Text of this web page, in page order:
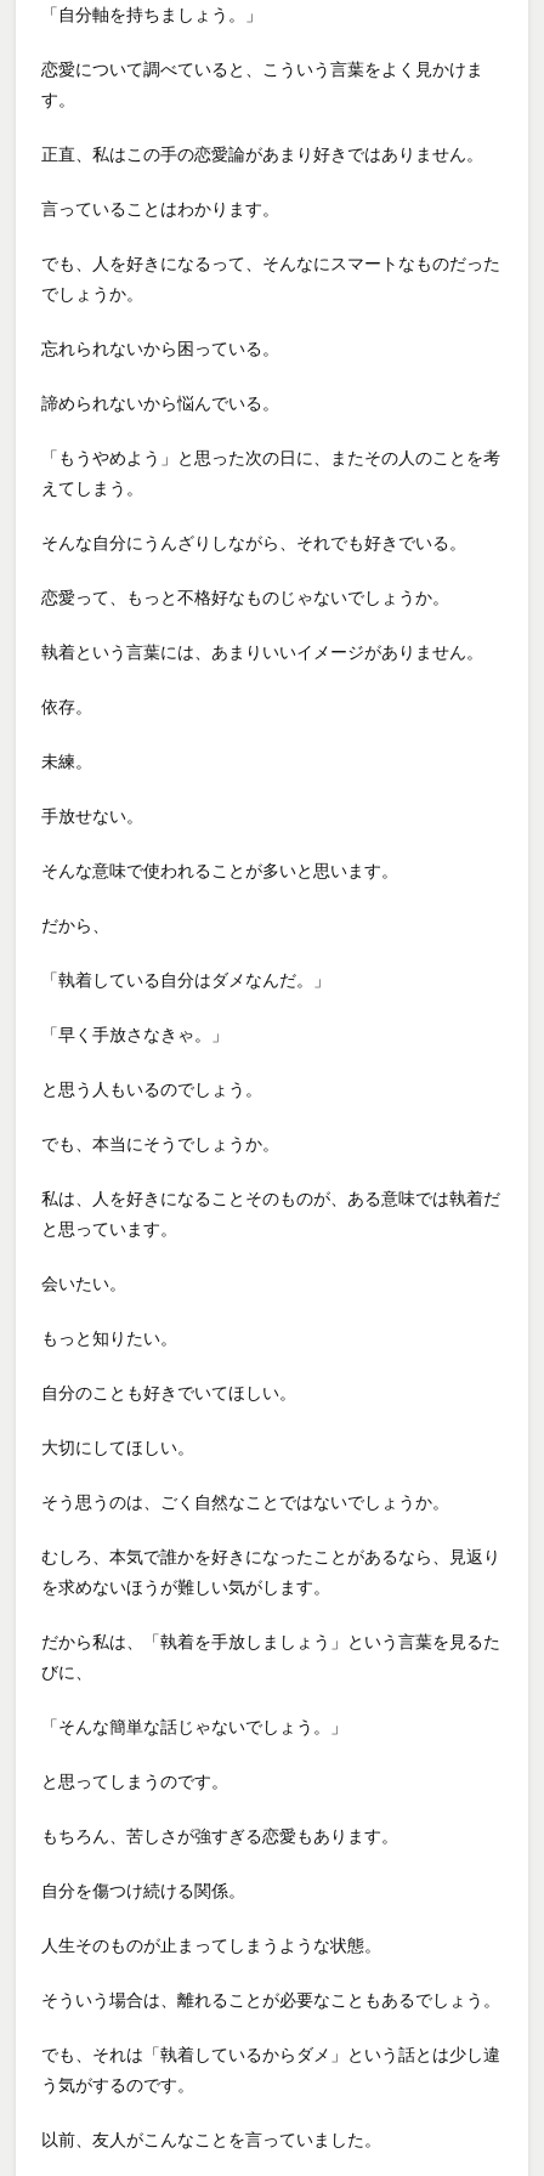
「自分軸を持ちましょう。」
恋愛について調べていると、こういう言葉をよく見かけま
す。
正直、私はこの手の恋愛論があまり好きではありません。
言っていることはわかります。
でも、人を好きになるって、そんなにスマートなものだった
でしょうか。
忘れられないから困っている。
諦められないから悩んでいる。
「もうやめよう」と思った次の日に、またその人のことを考
えてしまう。
そんな自分にうんざりしながら、それでも好きでいる。
恋愛って、もっと不格好なものじゃないでしょうか。
執着という言葉には、あまりいいイメージがありません。
依存。
未練。
手放せない。
そんな意味で使われることが多いと思います。
だから、
「執着している自分はダメなんだ。」
「早く手放さなきゃ。」
と思う人もいるのでしょう。
でも、本当にそうでしょうか。
私は、人を好きになることそのものが、ある意味では執着だ
と思っています。
会いたい。
もっと知りたい。
自分のことも好きでいてほしい。
大切にしてほしい。
そう思うのは、ごく自然なことではないでしょうか。
むしろ、本気で誰かを好きになったことがあるなら、見返り
を求めないほうが難しい気がします。
だから私は、「執着を手放しましょう」という言葉を見るた
びに、
「そんな簡単な話じゃないでしょう。」
と思ってしまうのです。
もちろん、苦しさが強すぎる恋愛もあります。
自分を傷つけ続ける関係。
人生そのものが止まってしまうような状態。
そういう場合は、離れることが必要なこともあるでしょう。
でも、それは「執着しているからダメ」という話とは少し違
う気がするのです。
以前、友人がこんなことを言っていました。